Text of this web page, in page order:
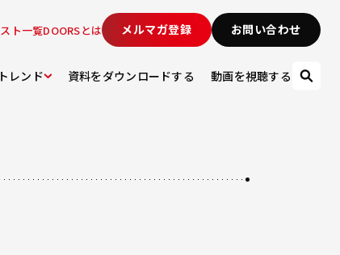
ト一覧DOORSとは メルマガ登録 お問い合わせ
レンド 資料をダウンロードする 動画を視聴する